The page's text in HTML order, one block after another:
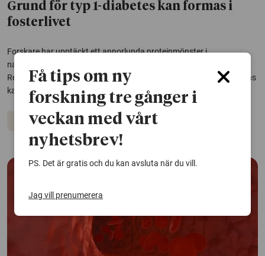
Grund för typ 1-diabetes kan formas i
fosterlivet
Forskare har upptäckt ett annorlunda proteinmönster i
navelsträngsblod hos barn som senare utvecklar typ 1-diabetes.
Resultaten tyder på att flera faktorer under graviditeten tillsammans
kan öka risken för sjukdomen.
Diabetes
Få tips om ny
forskning tre gånger i
veckan med vårt
nyhetsbrev!
PS. Det är gratis och du kan avsluta när du vill.
Jag vill prenumerera